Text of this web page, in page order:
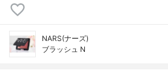
NARS(ナーズ)
ブラッシュ N